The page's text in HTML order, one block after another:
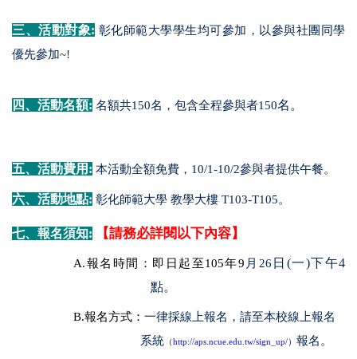
三、活動對象: 彰化師範大學學生均可參加，以參與社團同學
優先參加~!
四、活動名額: 名額共150名，包含全程參與者150名。
五、活動費用: 本活動全額免費，10/1-10/2參與者提供午餐。
六、活動地點: 彰化師範大學 教學大樓 T103-T105。
七、報名須知: 【請務必詳閱以下內容】
A.報名時間：即日起至105年9 月26 日(一)下午4
點。
B.報名方式：一律採線上報名，請至本校線上報名
系統（http://aps.ncue.edu.tw/sign_up/） 報名。